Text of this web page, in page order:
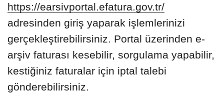
https://earsivportal.efatura.gov.tr/
adresinden giriş yaparak işlemlerinizi
gerçekleştirebilirsiniz. Portal üzerinden e-
arşiv faturası kesebilir, sorgulama yapabilir,
kestiğiniz faturalar için iptal talebi
gönderebilirsiniz.